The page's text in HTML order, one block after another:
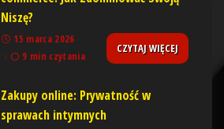
Niszę?
15 marca 2026
9 min czytania
CZYTAJ WIĘCEJ
Zakupy online: Prywatność w
sprawach intymnych